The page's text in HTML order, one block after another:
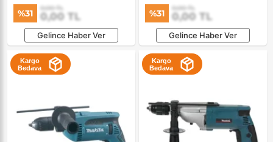
%31 0,00 TL
0,00 TL
Gelince Haber Ver
%31 0,00 TL
0,00 TL
Gelince Haber Ver
Kargo
Bedava
Kargo
Bedava